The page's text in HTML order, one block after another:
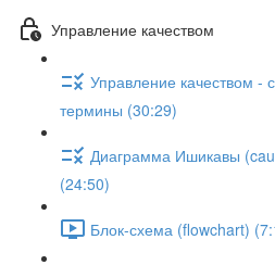
Управление качеством
Управление качеством -
термины (30:29)
Диаграмма Ишикавы
(24:50)
Блок-схема (flowchart)